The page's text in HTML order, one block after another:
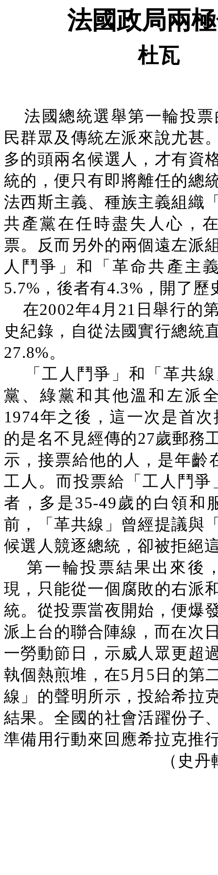
法國政局兩
杜瓦
法國總統選舉第一輪投
民群眾及傳統左派來說尤甚
多的頭兩名候選人，才有資
統的，便只有即將離任的總
法西斯主義、種族主義組織
共產黨在任時盡失人心，
票。反而另外的兩個遠左派
人鬥爭」和「革命共產主
5.7%，後者有4.3%，開了歷
在2002年4月21日舉行的
史紀錄，自從法國實行總統
27.8%。
「工人鬥爭」和「革共
黨、綠黨和其他溫和左派
1974年之後，這一次是首
的是名不見經傳的27歲郵務
示，接票給他的人，是年齡
工人。而投票給「工人鬥
者，多是35-49歲的白領和
前，「革共線」曾經提議與
候選人競逐總統，卻被拒絕
第一輪投票結果出來後
現，只能從一個腐敗的右派
統。從投票當夜開始，便爆
派上台的聯合陣線，而在次
一勞動節日，示威人眾更超
執個熱煎堆，在5月5日的第
線」的聲明所示，投給希拉
結果。全國的社會活躍份子
準備用行動來回應希拉克推
（史